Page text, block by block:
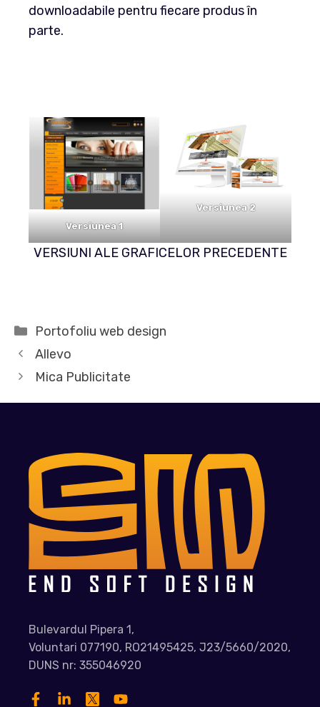
downloadabile pentru fiecare produs în
parte.
Versiunea 1
Versiunea 2
VERSIUNI ALE GRAFICELOR PRECEDENTE
Categorii
Portofoliu web design
Allevo
Mica Publicitate
Bulevardul Pipera 1,
Voluntari 077190, RO21495425, J23/5660/2020,
DUNS nr: 355046920